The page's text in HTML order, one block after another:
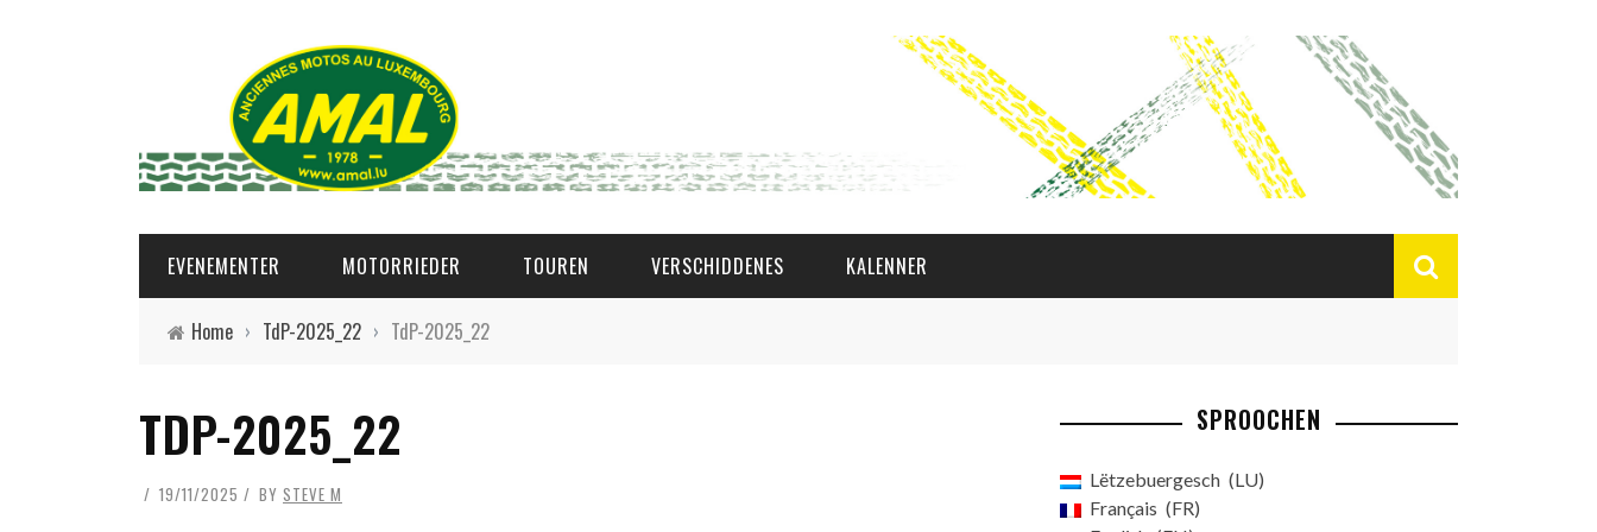
EVENEMENTER MOTORRIEDER TOUREN VERSCHIDDENES KALENNER
Home › TdP-2025_22 › TdP-2025_22
TDP-2025_22
19/11/2025 BY STEVE M
SPROOCHEN
Lëtzebuergesch
LU
Français
FR